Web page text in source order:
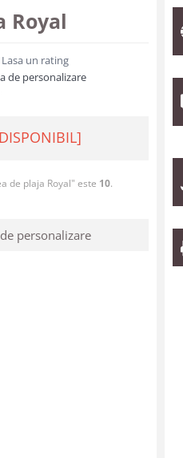
Royal
Lasa un rating
de personalizare
de plaja Royal" este 10.
personalizare